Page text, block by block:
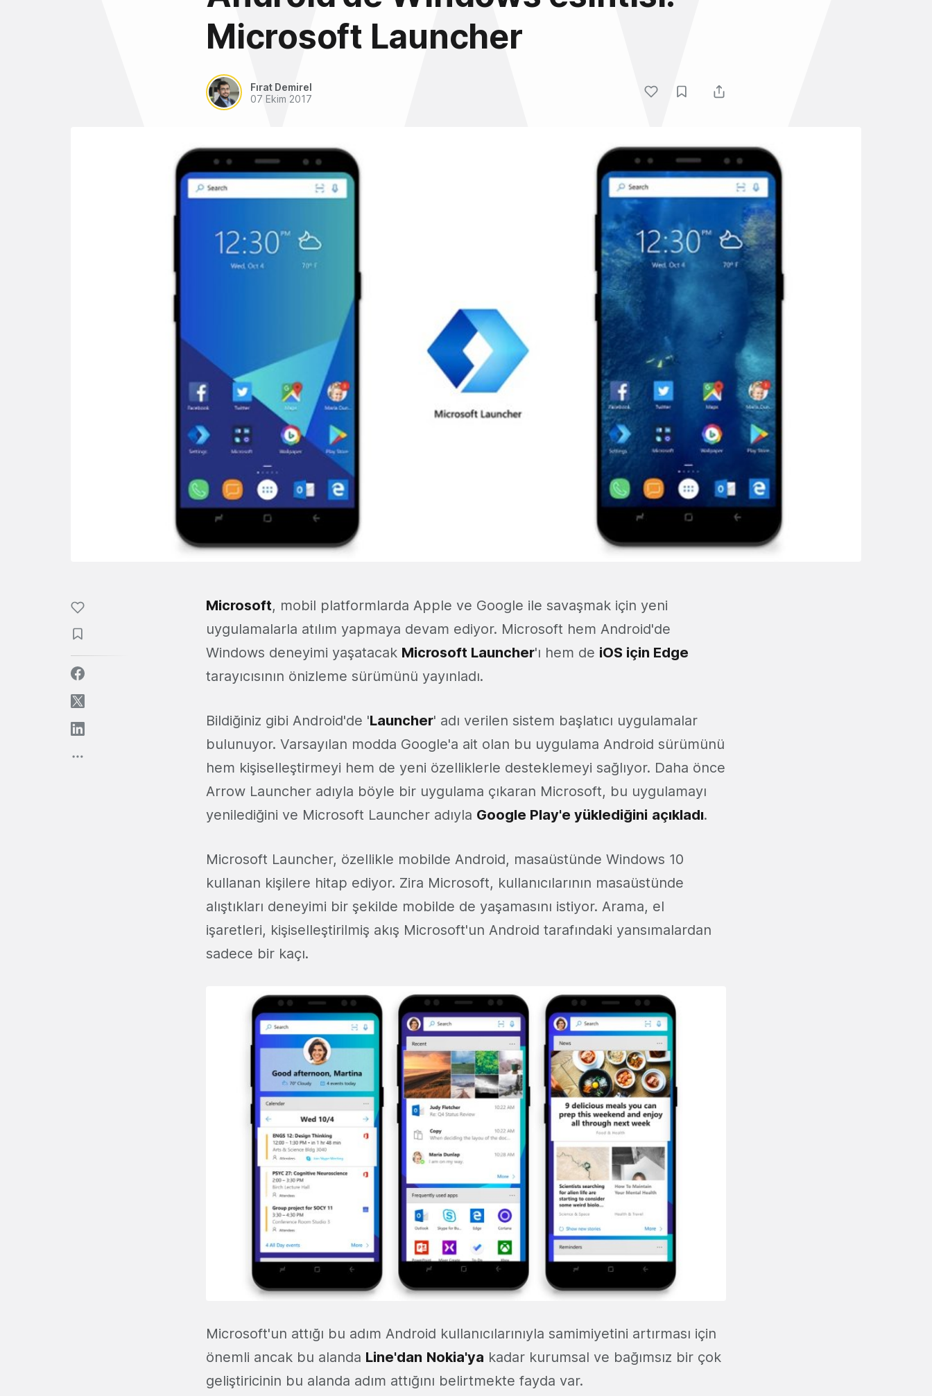
Microsoft Launcher
Fırat Demirel
07 Ekim 2017
Microsoft, mobil platformlarda Apple ve Google ile savaşmak için yeni
uygulamalarla atılım yapmaya devam ediyor. Microsoft hem Android'de
Windows deneyimi yaşatacak Microsoft Launcher'ı hem de iOS için Edge
tarayıcısının önizleme sürümünü yayınladı.
Bildiğiniz gibi Android'de 'Launcher' adı verilen sistem başlatıcı uygulamalar
bulunuyor. Varsayılan modda Google'a ait olan bu uygulama Android sürümünü
hem kişiselleştirmeyi hem de yeni özelliklerle desteklemeyi sağlıyor. Daha önce
Arrow Launcher adıyla böyle bir uygulama çıkaran Microsoft, bu uygulamayı
yenilediğini ve Microsoft Launcher adıyla Google Play'e yüklediğini açıkladı.
Microsoft Launcher, özellikle mobilde Android, masaüstünde Windows 10
kullanan kişilere hitap ediyor. Zira Microsoft, kullanıcılarının masaüstünde
alıştıkları deneyimi bir şekilde mobilde de yaşamasını istiyor. Arama, el
işaretleri, kişiselleştirilmiş akış Microsoft'un Android tarafındaki yansımalardan
sadece bir kaçı.
Microsoft'un attığı bu adım Android kullanıcılarınıyla samimiyetini artırması için
önemli ancak bu alanda Line'dan Nokia'ya kadar kurumsal ve bağımsız bir çok
geliştiricinin bu alanda adım attığını belirtmekte fayda var.